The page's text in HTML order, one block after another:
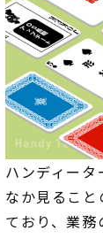
ハンディー
なか見るこ
ており、業